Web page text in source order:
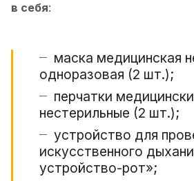
в себя:
маска медицинская
одноразовая (2 шт.);
перчатки
нестерильные (2 шт.);
устройство для
искусственного
устройство-рот»;